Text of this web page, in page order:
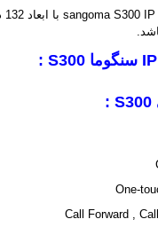
IP سنگوما S300
:
S300
:
One-
Call Forward ,